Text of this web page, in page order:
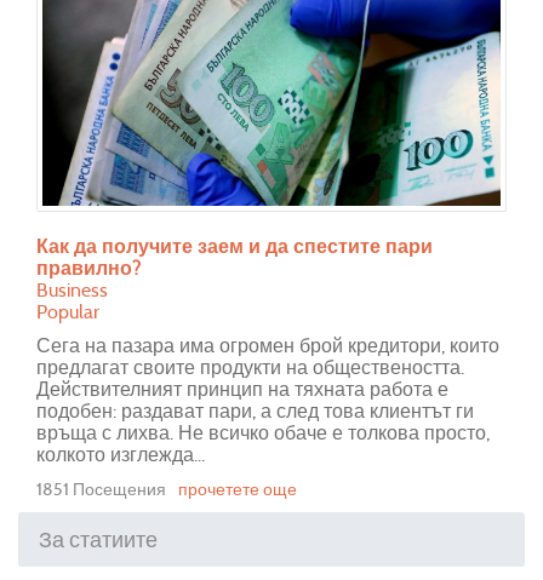
Как да получите заем и да спестите пари
правилно?
Business
Popular
Сега на пазара има огромен брой кредитори, които
предлагат своите продукти на обществеността.
Действителният принцип на тяхната работа е
подобен: раздават пари, а след това клиентът ги
връща с лихва. Не всичко обаче е толкова просто,
колкото изглежда...
1851 Посещения прочетете още
За статиите